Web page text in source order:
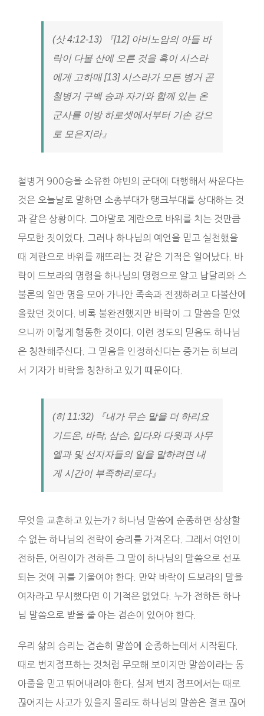
(삿 4:12-13) 『[12] 아비노암의 아들 바
락이 다볼 산에 오른 것을 혹이 시스라
에게 고하매 [13] 시스라가 모든 병거 곧
철병거 구백 승과 자기와 함께 있는 온
군사를 이방 하로셋에서부터 기손 강으
로 모은지라』
철병거 900승을 소유한 야빈의 군대에 대행해서 싸운다는
것은 오늘날로 말하면 소총부대가 탱크부대를 상대하는 것
과 같은 상황이다. 그야말로 계란으로 바위를 치는 것만큼
무모한 짓이었다. 그러나 하나님의 예언을 믿고 실천했을
때 계란으로 바위를 깨뜨리는 것 같은 기적은 일어났다. 바
락이 드보라의 명령을 하나님의 명령으로 알고 납달리와 스
불론의 일만 명을 모아 가나안 족속과 전쟁하려고 다볼산에
올랐던 것이다. 비록 불완전했지만 바락이 그 말씀을 믿었
으니까 이렇게 행동한 것이다. 이런 정도의 믿음도 하나님
은 칭찬해주신다. 그 믿음을 인정하신다는 증거는 히브리
서 기자가 바락을 칭찬하고 있기 때문이다.
(히 11:32) 『내가 무슨 말을 더 하리요
기드온, 바락, 삼손, 입다와 다윗과 사무
엘과 및 선지자들의 일을 말하려면 내
게 시간이 부족하리로다』
무엇을 교훈하고 있는가? 하나님 말씀에 순종하면 상상할
수 없는 하나님의 전략이 승리를 가져온다. 그래서 여인이
전하든, 어린이가 전하든 그 말이 하나님의 말씀으로 선포
되는 것에 귀를 기울여야 한다. 만약 바락이 드보라의 말을
여자라고 무시했다면 이 기적은 없었다. 누가 전하든 하나
님 말씀으로 받을 줄 아는 겸손이 있어야 한다.
우리 삶의 승리는 겸손히 말씀에 순종하는데서 시작된다.
때로 번지점프하는 것처럼 무모해 보이지만 말씀이라는 동
아줄을 믿고 뛰어내려야 한다. 실제 번지 점프에서는 때로
끊어지는 사고가 있을지 몰라도 하나님의 말씀은 결코 끊어